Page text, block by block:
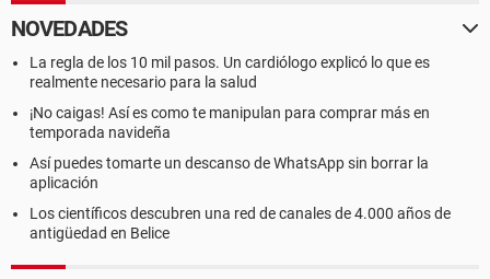
NOVEDADES
La regla de los 10 mil pasos. Un cardiólogo explicó lo que es
realmente necesario para la salud
¡No caigas! Así es como te manipulan para comprar más en
temporada navideña
Así puedes tomarte un descanso de WhatsApp sin borrar la
aplicación
Los científicos descubren una red de canales de 4.000 años de
antigüedad en Belice